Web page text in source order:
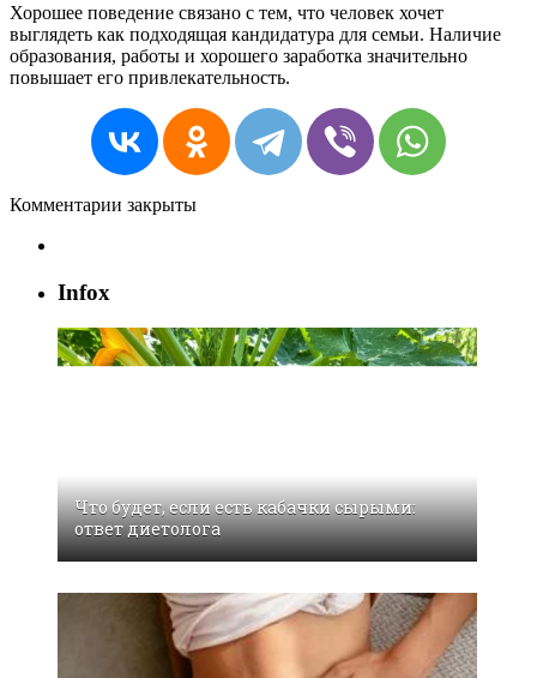
Хорошее поведение связано с тем, что человек хочет
выглядеть как подходящая кандидатура для семьи. Наличие
образования, работы и хорошего заработка значительно
повышает его привлекательность.
Комментарии закрыты
Infox
Что будет, если есть кабачки сырыми:
ответ диетолога